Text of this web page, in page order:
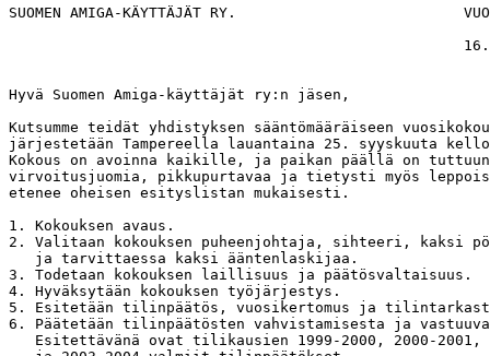
SUOMEN AMIGA-KÄYTTÄJÄT RY.
Hyvä Suomen Amiga-käyttäjät ry:n jäsen,
Kutsumme teidät yhdistyksen sääntömääräiseen
järjestetään Tampereella lauantaina 25. syyskuuta
Kokous on avoinna kaikille, ja paikan päällä on
virvoitusjuomia, pikkupurtavaa ja tietysti myös
etenee oheisen esityslistan mukaisesti.
1. Kokouksen avaus.
2. Valitaan kokouksen puheenjohtaja, sihteeri, kaksi
   ja tarvittaessa kaksi ääntenlaskijaa.
3. Todetaan kokouksen laillisuus ja päätösvaltaisuus.
4. Hyväksytään kokouksen työjärjestys.
5. Esitetään tilinpäätös, vuosikertomus ja
6. Päätetään tilinpäätösten vahvistamisesta ja
Esitettävänä ovat tilikausien 1999-2000, 2000-2001,